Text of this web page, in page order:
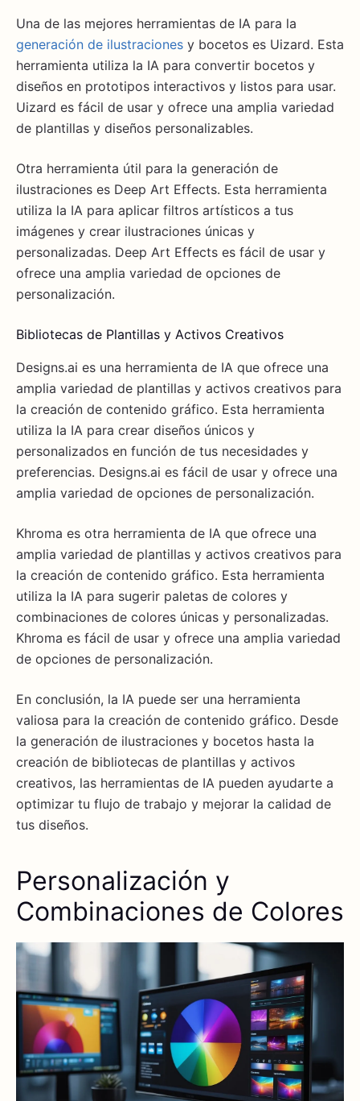
Una de las mejores herramientas de IA para la
generación de ilustraciones y bocetos es Uizard. Esta
herramienta utiliza la IA para convertir bocetos y
diseños en prototipos interactivos y listos para usar.
Uizard es fácil de usar y ofrece una amplia variedad
de plantillas y diseños personalizables.
Otra herramienta útil para la generación de
ilustraciones es Deep Art Effects. Esta herramienta
utiliza la IA para aplicar filtros artísticos a tus
imágenes y crear ilustraciones únicas y
personalizadas. Deep Art Effects es fácil de usar y
ofrece una amplia variedad de opciones de
personalización.
Bibliotecas de Plantillas y Activos Creativos
Designs.ai es una herramienta de IA que ofrece una
amplia variedad de plantillas y activos creativos para
la creación de contenido gráfico. Esta herramienta
utiliza la IA para crear diseños únicos y
personalizados en función de tus necesidades y
preferencias. Designs.ai es fácil de usar y ofrece una
amplia variedad de opciones de personalización.
Khroma es otra herramienta de IA que ofrece una
amplia variedad de plantillas y activos creativos para
la creación de contenido gráfico. Esta herramienta
utiliza la IA para sugerir paletas de colores y
combinaciones de colores únicas y personalizadas.
Khroma es fácil de usar y ofrece una amplia variedad
de opciones de personalización.
En conclusión, la IA puede ser una herramienta
valiosa para la creación de contenido gráfico. Desde
la generación de ilustraciones y bocetos hasta la
creación de bibliotecas de plantillas y activos
creativos, las herramientas de IA pueden ayudarte a
optimizar tu flujo de trabajo y mejorar la calidad de
tus diseños.
Personalización y
Combinaciones de Colores